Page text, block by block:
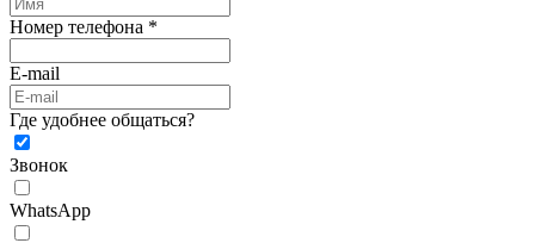
Номер телефона *
E-mail
Где удобнее общаться?
Звонок
WhatsApp